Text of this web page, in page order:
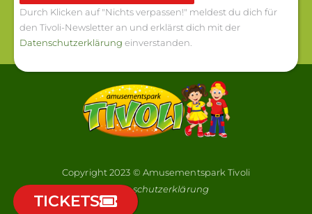
Durch Klicken auf "Nichts verpassen!" meldest du dich für
den Tivoli-Newsletter an und erklärst dich mit der
Datenschutzerklärung einverstanden.
TICKETS
Copyright 2023 © Amusementspark Tivoli
Datenschutzerklärung